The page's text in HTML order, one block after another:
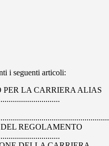
i seguenti articoli:
LA CARRIERA ALIAS
REGOLAMENTO